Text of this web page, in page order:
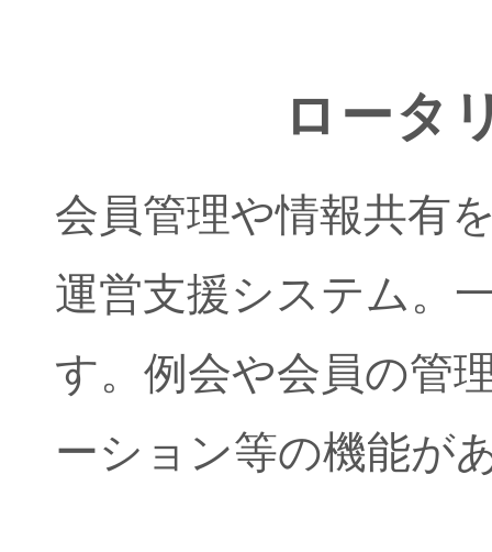
ロータ
会員管理や情報共有
運営支援システム。
す。例会や会員の管
ーション等の機能が